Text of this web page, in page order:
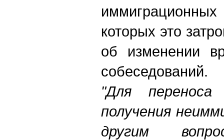
которых это
об изменении
собеседований.
"Для переноса
получения
другим